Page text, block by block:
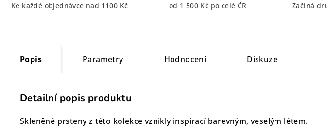
Ke každé objednávce nad 1100 Kč od 1 500 Kč po celé ČR Začíná
Popis Parametry Hodnocení Diskuze
Detailní popis produktu
Skleněné prsteny z této kolekce vznikly inspirací barevným, veselým létem.